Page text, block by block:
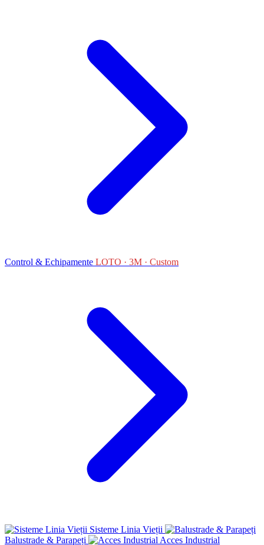
Control & Echipamente LOTO · 3M · Custom
Sisteme Linia Vieții
Balustrade & Parapeți
Acces Industrial